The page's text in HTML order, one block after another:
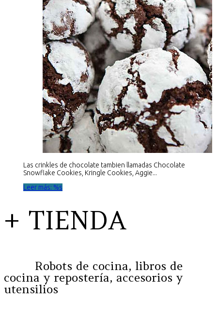
Las crinkles de chocolate tambien llamadas Chocolate
Snowflake Cookies, Kringle Cookies, Aggie...
Leer más: %s
+ TIENDA
Robots de cocina, libros de
cocina y repostería, accesorios y
utensilios